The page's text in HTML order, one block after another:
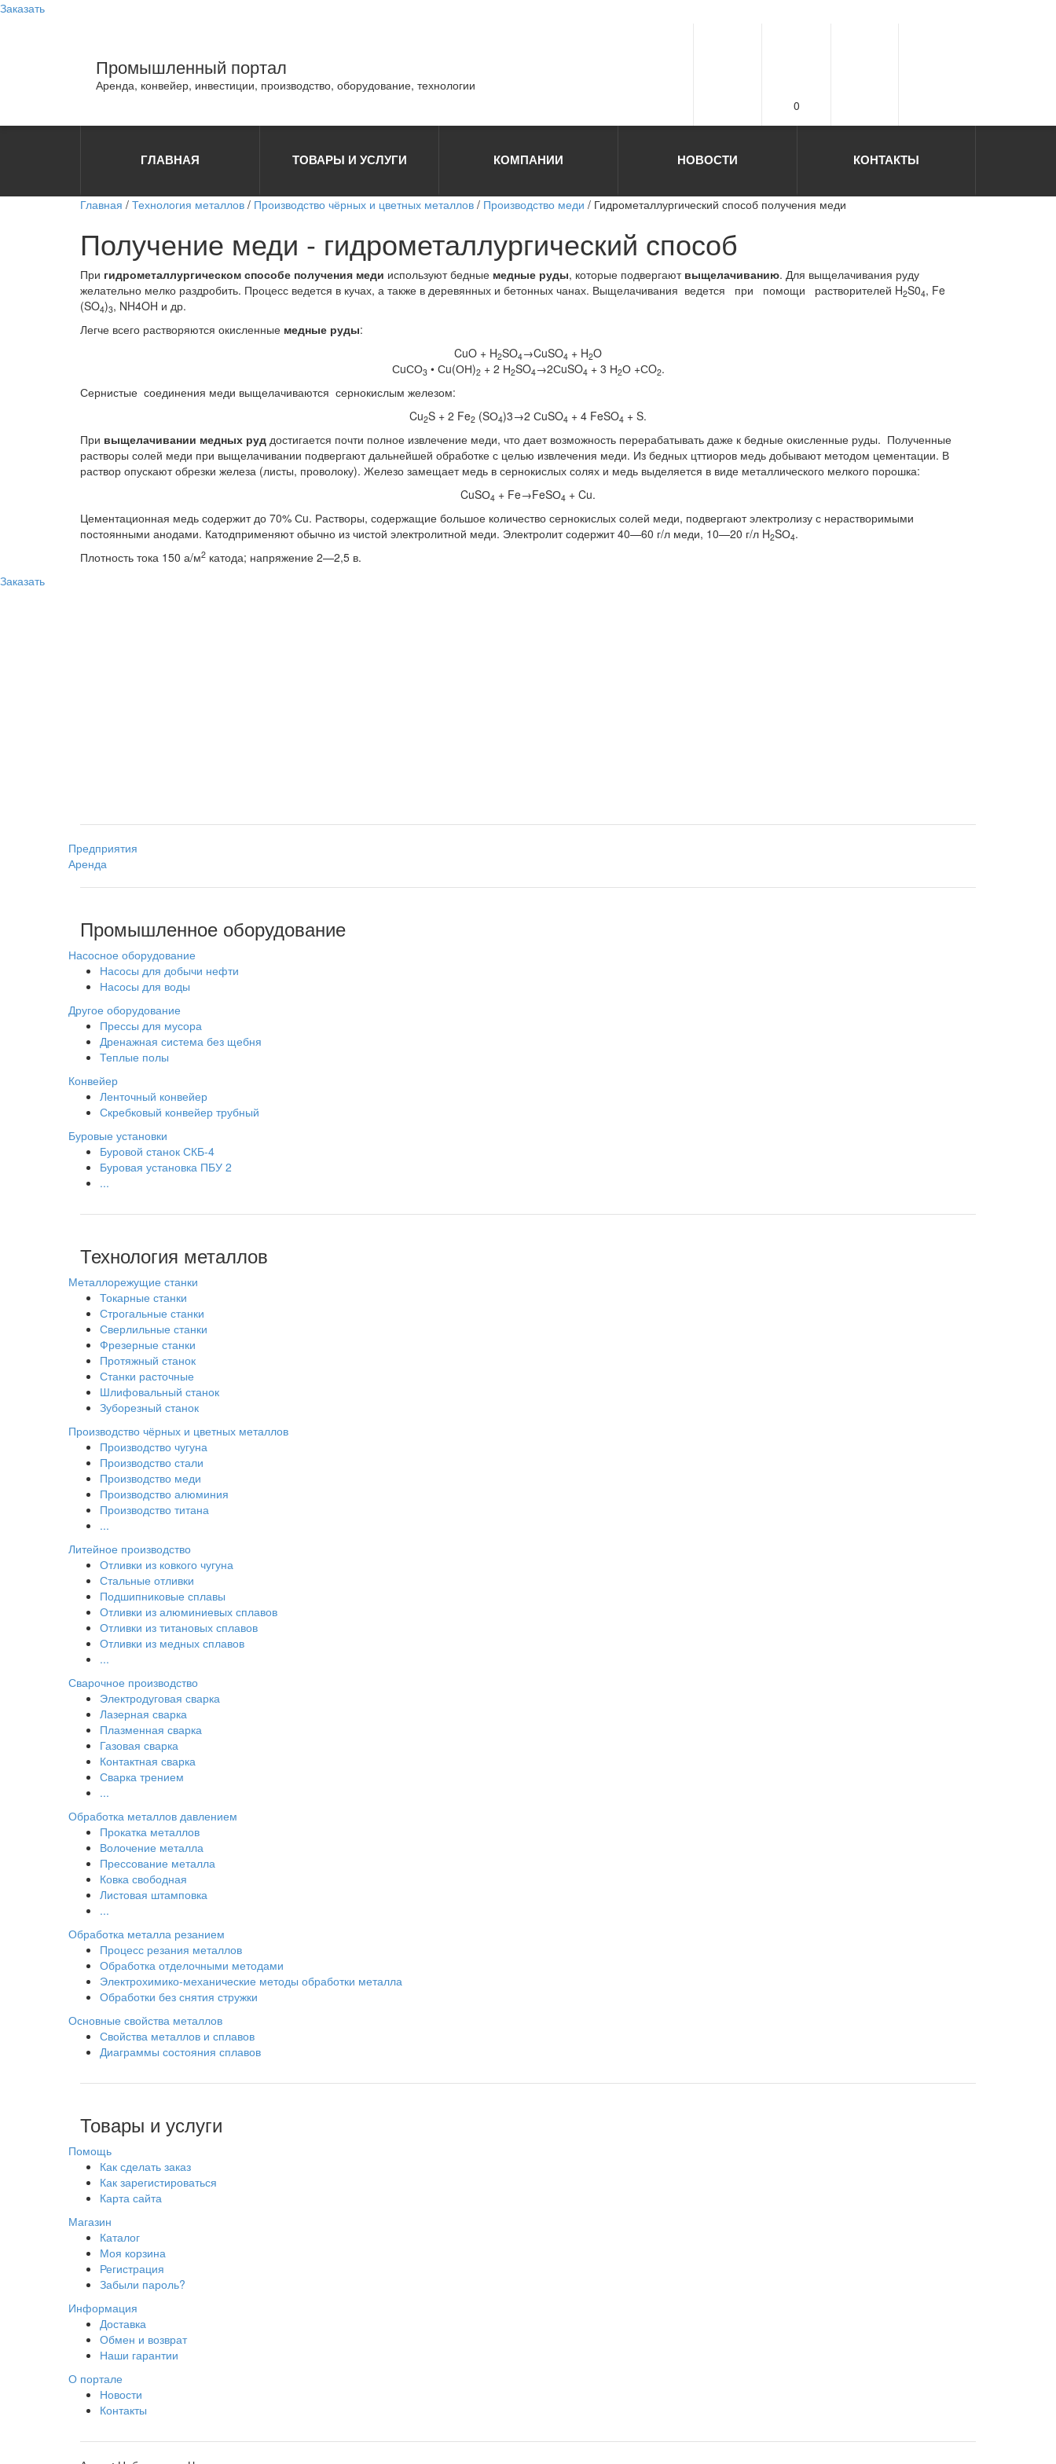
Заказать
Промышленный портал
Аренда, конвейер, инвестиции, производство, оборудование, технологии
0
ГЛАВНАЯ ТОВАРЫ И УСЛУГИ КОМПАНИИ НОВОСТИ КОНТАКТЫ
Главная / Технология металлов / Производство чёрных и цветных металлов / Производство меди / Гидрометаллургический способ получения меди
Получение меди - гидрометаллургический способ
При гидрометаллургическом способе получения меди используют бедные медные руды, которые подвергают выщелачиванию. Для выщелачивания руду
желательно мелко раздробить. Процесс ведется в кучах, а также в деревянных и бетонных чанах. Выщелачивания ведется при помощи растворителей H2S04, Fe
(SO4)3, NH4OH и др.
Легче всего растворяются окисленные медные руды:
CuO + H2SO4→CuSO4 + H2O
СuСО3 • Сu(ОН)2+ 2 Н2SO4→2СuSO4 + 3 Н2О +СO2.
Сернистые соединения меди выщелачиваются сернокислым железом:
Cu2S + 2 Fe2 (SО4)3→2 СuSO4 + 4 FeSO4 + S.
При выщелачивании медных руд достигается почти полное извлечение меди, что дает возможность перерабатывать даже к бедные окисленные руды. Полученные
растворы солей меди при выщелачивании подвергают дальнейшей обработке с целью извлечения меди. Из бедных цттиоров медь добывают методом цементации. В
раствор опускают обрезки железа (листы, проволоку). Железо замещает медь в сернокислых солях и медь выделяется в виде металлического мелкого порошка:
CuSО4 + Fe→FeSО4 + Cu.
Цементационная медь содержит до 70% Сu. Растворы, содержащие большое количество сернокислых солей меди, подвергают электролизу с нерастворимыми
постоянными анодами. Катодприменяют обычно из чистой электролитной меди. Электролит содержит 40—60 г/л меди, 10—20 г/л H2SО4.
Плотность тока 150 а/м2 катода; напряжение 2—2,5 в.
Заказать
Предприятия
Аренда
Промышленное оборудование
Насосное оборудование
Насосы для добычи нефти
Насосы для воды
Другое оборудование
Прессы для мусора
Дренажная система без щебня
Теплые полы
Конвейер
Ленточный конвейер
Скребковый конвейер трубный
Буровые установки
Буровой станок СКБ-4
Буровая установка ПБУ 2
...
Технология металлов
Металлорежущие станки
Токарные станки
Строгальные станки
Сверлильные станки
Фрезерные станки
Протяжный станок
Станки расточные
Шлифовальный станок
Зуборезный станок
Производство чёрных и цветных металлов
Производство чугуна
Производство стали
Производство меди
Производство алюминия
Производство титана
...
Литейное производство
Отливки из ковкого чугуна
Стальные отливки
Подшипниковые сплавы
Отливки из алюминиевых сплавов
Отливки из титановых сплавов
Отливки из медных сплавов
...
Сварочное производство
Электродуговая сварка
Лазерная сварка
Плазменная сварка
Газовая сварка
Контактная сварка
Сварка трением
...
Обработка металлов давлением
Прокатка металлов
Волочение металла
Прессование металла
Ковка свободная
Листовая штамповка
...
Обработка металла резанием
Процесс резания металлов
Обработка отделочными методами
Электрохимико-механические методы обработки металла
Обработки без снятия стружки
Основные свойства металлов
Свойства металлов и сплавов
Диаграммы состояния сплавов
Товары и услуги
Помощь
Как сделать заказ
Как зарегистироваться
Карта сайта
Магазин
Каталог
Моя корзина
Регистрация
Забыли пароль?
Информация
Доставка
Обмен и возврат
Наши гарантии
О портале
Новости
Контакты